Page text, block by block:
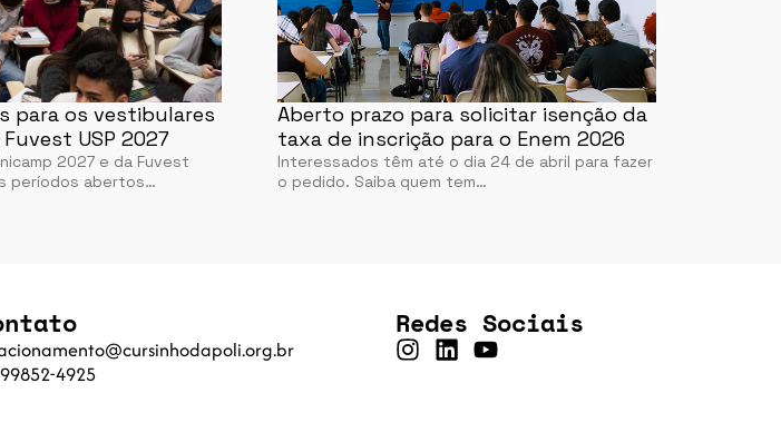
para os vestibulares
USP 2027
2027 e da Fuvest
períodos abertos…
Aberto prazo para solicitar isenção da
taxa de inscrição para o Enem 2026
Interessados têm até o dia 24 de abril para fazer
o pedido. Saiba quem tem…
4925
Redes Sociais